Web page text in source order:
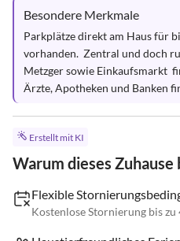
Besondere Merkmale
Parkplätze direkt am Haus für
vorhanden.  Zentral und doch
Metzger sowie Einkaufsmarkt
Ärzte, Apotheken und Banken
Erstellt mit KI
Warum dieses Zuhause
Flexible
Kostenlose Stornierung bis